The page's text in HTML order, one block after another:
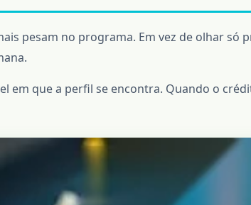
pesam no programa. Em vez de olhar só
em que a perfil se encontra. Quando o